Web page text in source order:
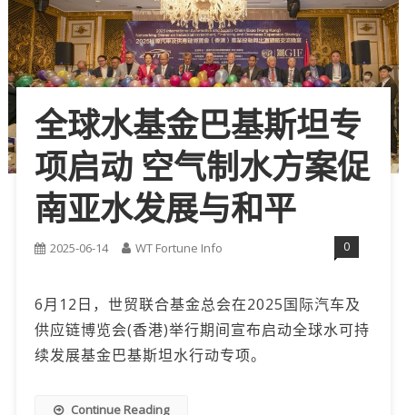
全球水基金巴基斯坦专
项启动 空气制水方案促
南亚水发展与和平
2025-06-14 WT Fortune Info 0
6月12日，世贸联合基金总会在2025国际汽车及
供应链博览会(香港)举行期间宣布启动全球水可持
续发展基金巴基斯坦水行动专项。
Continue Reading